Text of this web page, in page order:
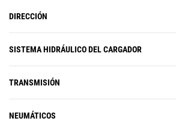
DIRECCIÓN
SISTEMA HIDRÁULICO DEL CARGADOR
TRANSMISIÓN
NEUMÁTICOS